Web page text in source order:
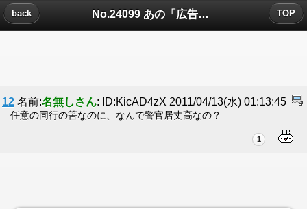
No.24099 あの「広告」は本当なのか。についたコメント
back TOP
12 名前:名無しさん: ID:KicAD4zX 2011/04/13(水) 01:13:45
任意の同行の筈なのに、なんで警官居丈高なの？
1